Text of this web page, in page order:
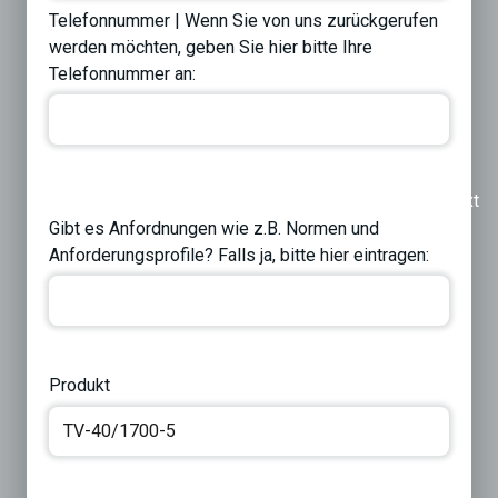
Telefonnummer | Wenn Sie von uns zurückgerufen
werden möchten, geben Sie hier bitte Ihre
Telefonnummer an:
Next
Gibt es Anfordnungen wie z.B. Normen und
Anforderungsprofile? Falls ja, bitte hier eintragen:
Produkt